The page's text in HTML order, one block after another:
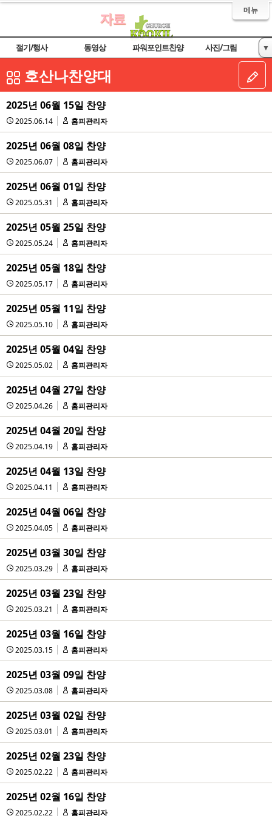
메뉴
자료
절기/행사 동영상 파워포인트찬양 사진/그림
악보
▼
호산나찬양대
2025년 06월 15일 찬양
2025.06.14 홈피관리자
2025년 06월 08일 찬양
2025.06.07 홈피관리자
2025년 06월 01일 찬양
2025.05.31 홈피관리자
2025년 05월 25일 찬양
2025.05.24 홈피관리자
2025년 05월 18일 찬양
2025.05.17 홈피관리자
2025년 05월 11일 찬양
2025.05.10 홈피관리자
2025년 05월 04일 찬양
2025.05.02 홈피관리자
2025년 04월 27일 찬양
2025.04.26 홈피관리자
2025년 04월 20일 찬양
2025.04.19 홈피관리자
2025년 04월 13일 찬양
2025.04.11 홈피관리자
2025년 04월 06일 찬양
2025.04.05 홈피관리자
2025년 03월 30일 찬양
2025.03.29 홈피관리자
2025년 03월 23일 찬양
2025.03.21 홈피관리자
2025년 03월 16일 찬양
2025.03.15 홈피관리자
2025년 03월 09일 찬양
2025.03.08 홈피관리자
2025년 03월 02일 찬양
2025.03.01 홈피관리자
2025년 02월 23일 찬양
2025.02.22 홈피관리자
2025년 02월 16일 찬양
2025.02.22 홈피관리자